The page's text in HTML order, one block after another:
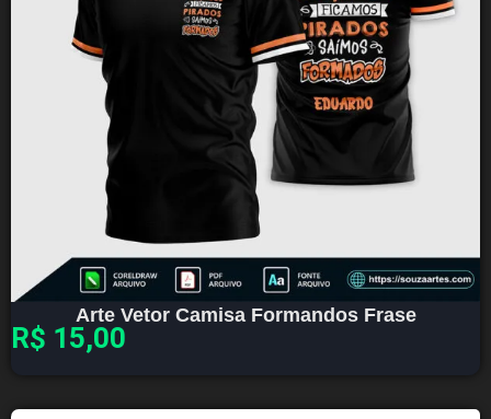
Arte Vetor Camisa Formandos Frase
R$ 15,00